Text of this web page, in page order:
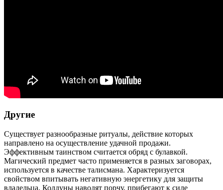
Другие
Существует разнообразные ритуалы, действие которых
направлено на осуществление удачной продажи.
Эффективным таинством считается обряд с булавкой.
Магический предмет часто применяется в разных заговорах,
используется в качестве талисмана. Характеризуется
свойством впитывать негативную энергетику для защиты
владельца. Колдуны наводят порчу, прибегают к силе